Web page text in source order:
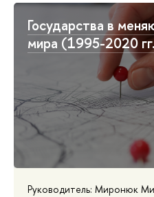
Государства в
мира (1995-2020
Руководитель: Миронюк